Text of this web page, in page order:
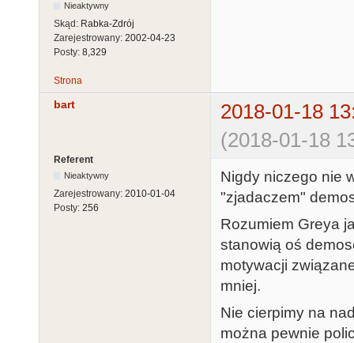
Nieaktywny
Skąd: Rabka-Zdrój
Zarejestrowany: 2002-04-23
Posty: 8,329
Strona
bart
2018-01-18
(2018-01-18
Referent
Nieaktywny
Zarejestrowany: 2010-01-04
Posty: 256
Nigdy niczego nie
"zjadaczem"
Rozumiem Greya
stanowią oś
motywacji
mniej.
Nie cierpimy na
można pewnie